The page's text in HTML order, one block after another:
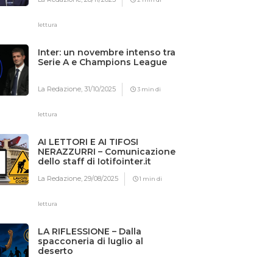
lettura
Inter: un novembre intenso tra
Serie A e Champions League
La Redazione,31/10/2025 3 min di
lettura
AI LETTORI E AI TIFOSI
NERAZZURRI – Comunicazione
dello staff di Iotifointer.it
La Redazione,29/08/2025 1 min di
lettura
LA RIFLESSIONE – Dalla
spacconeria di luglio al
deserto